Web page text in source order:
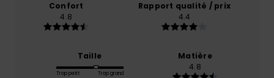
Confort
4.8
Rapport qualité / prix
4.4
Taille
Trop petit Trop grand
Matière
4.8